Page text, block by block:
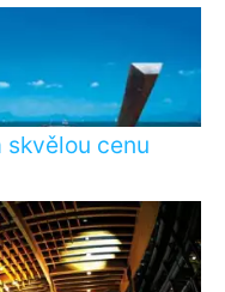
skvělou cenu